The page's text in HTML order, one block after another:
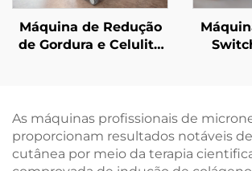
Máquina de Redução
de Gordura e Celulite
Corporal e
Emagrecimento,
aprovada pela FDA
As máquinas profissionais de
proporcionam resultados notáveis
cutânea por meio da terapia